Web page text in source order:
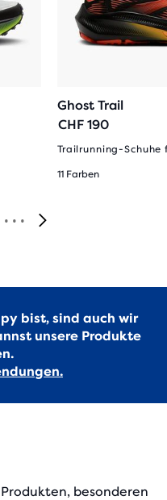
Ghost Trail
CHF 190
Trailrunning-Schuhe
11 Farben
bist, sind auch wir
unsere Produkte
besonderen